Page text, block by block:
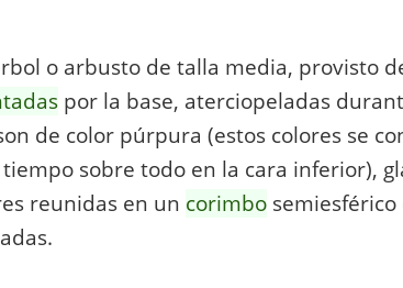
o arbusto de talla media, provisto
por la base, aterciopeladas
de color púrpura (estos colores se
sobre todo en la cara inferior),
reunidas en un corimbo